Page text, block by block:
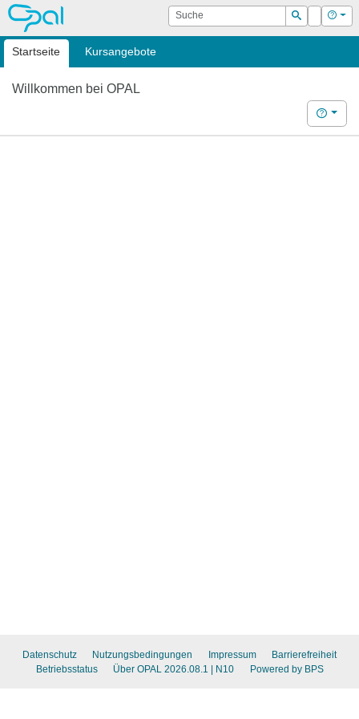
OPAL Suche
Suchen
Login Hilfe
Startseite Kursangebote
Willkommen bei OPAL
Hilfe
Datenschutz Nutzungsbedingungen Impressum
Barrierefreiheit
Betriebsstatus
Über OPAL 2026.08.1 | N10 Powered by BPS